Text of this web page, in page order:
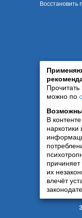
Восстановить
можно по
В
причиняет
их
влечёт